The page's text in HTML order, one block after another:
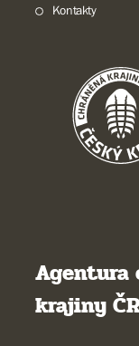
Kontakty
Agentura
krajiny ČR